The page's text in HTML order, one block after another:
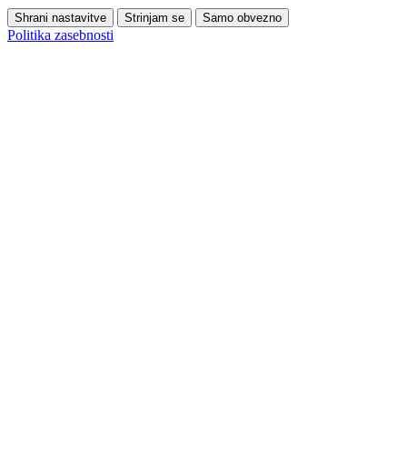
Shrani nastavitve Strinjam se Samo obvezno
Politika zasebnosti